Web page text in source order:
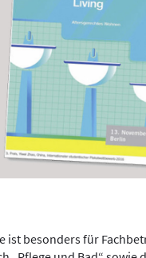
ist besonders für